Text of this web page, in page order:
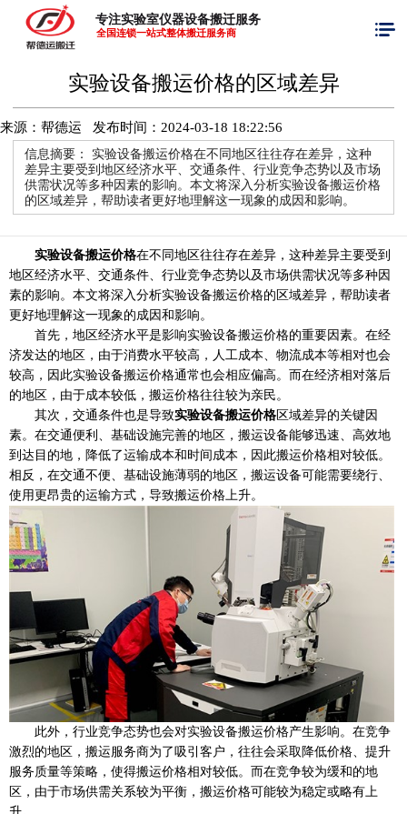
专注实验室仪器设备搬迁服务
全国连锁一站式整体搬迁服务商
实验设备搬运价格的区域差异
来源：帮德运 发布时间： 2024-03-18 18:22:56
信息摘要： 实验设备搬运价格在不同地区往往存在差异，这种
差异主要受到地区经济水平、交通条件、行业竞争态势以及市场
供需状况等多种因素的影响。本文将深入分析实验设备搬运价格
的区域差异，帮助读者更好地理解这一现象的成因和影响。
实验设备搬运价格在不同地区往往存在差异，这种差异主要受到
地区经济水平、交通条件、行业竞争态势以及市场供需状况等多种因
素的影响。本文将深入分析实验设备搬运价格的区域差异，帮助读者
更好地理解这一现象的成因和影响。
首先，地区经济水平是影响实验设备搬运价格的重要因素。在经
济发达的地区，由于消费水平较高，人工成本、物流成本等相对也会
较高，因此实验设备搬运价格通常也会相应偏高。而在经济相对落后
的地区，由于成本较低，搬运价格往往较为亲民。
其次，交通条件也是导致实验设备搬运价格 区域差异的关键因
素。在交通便利、基础设施完善的地区，搬运设备能够迅速、高效地
到达目的地，降低了运输成本和时间成本，因此搬运价格相对较低。
相反，在交通不便、基础设施薄弱的地区，搬运设备可能需要绕行、
使用更昂贵的运输方式，导致搬运价格上升。
此外，行业竞争态势也会对实验设备搬运价格产生影响。在竞争
激烈的地区，搬运服务商为了吸引客户，往往会采取降低价格、提升
服务质量等策略，使得搬运价格相对较低。而在竞争较为缓和的地
区，由于市场供需关系较为平衡，搬运价格可能较为稳定或略有上